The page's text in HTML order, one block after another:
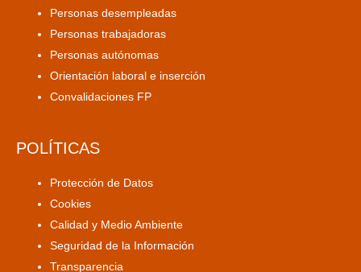
Personas desempleadas
Personas trabajadoras
Personas autónomas
Orientación laboral e inserción
Convalidaciones FP
POLÍTICAS
Protección de Datos
Cookies
Calidad y Medio Ambiente
Seguridad de la Información
Transparencia